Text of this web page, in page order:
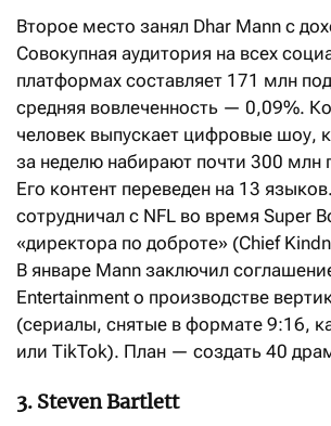
Второе место занял Dhar Mann с
Совокупная аудитория на всех
платформах составляет 171 млн
средняя вовлеченность — 0,09%.
человек выпускает цифровые шоу,
за неделю набирают почти 300 млн
Его контент переведен на 13
сотрудничал с NFL во время Super
«директора по доброте» (Chief
В январе Mann заключил
Entertainment о производстве
(сериалы, снятые в формате 9:16,
или TikTok). План — создать 40
3. Steven Bartlett